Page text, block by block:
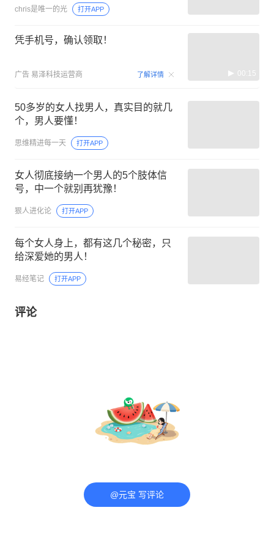
chris是唯一的光 打开APP
凭手机号，确认领取！
广告 易泽科技运营商 了解详情 00:15
50多岁的女人找男人，真实目的就几
个，男人要懂！
思维精进每一天 打开APP
女人彻底接纳一个男人的5个肢体信
号，中一个就别再犹豫！
狠人进化论 打开APP
每个女人身上，都有这几个秘密，只
给深爱她的男人！
易经笔记 打开APP
评论
@元宝 写评论